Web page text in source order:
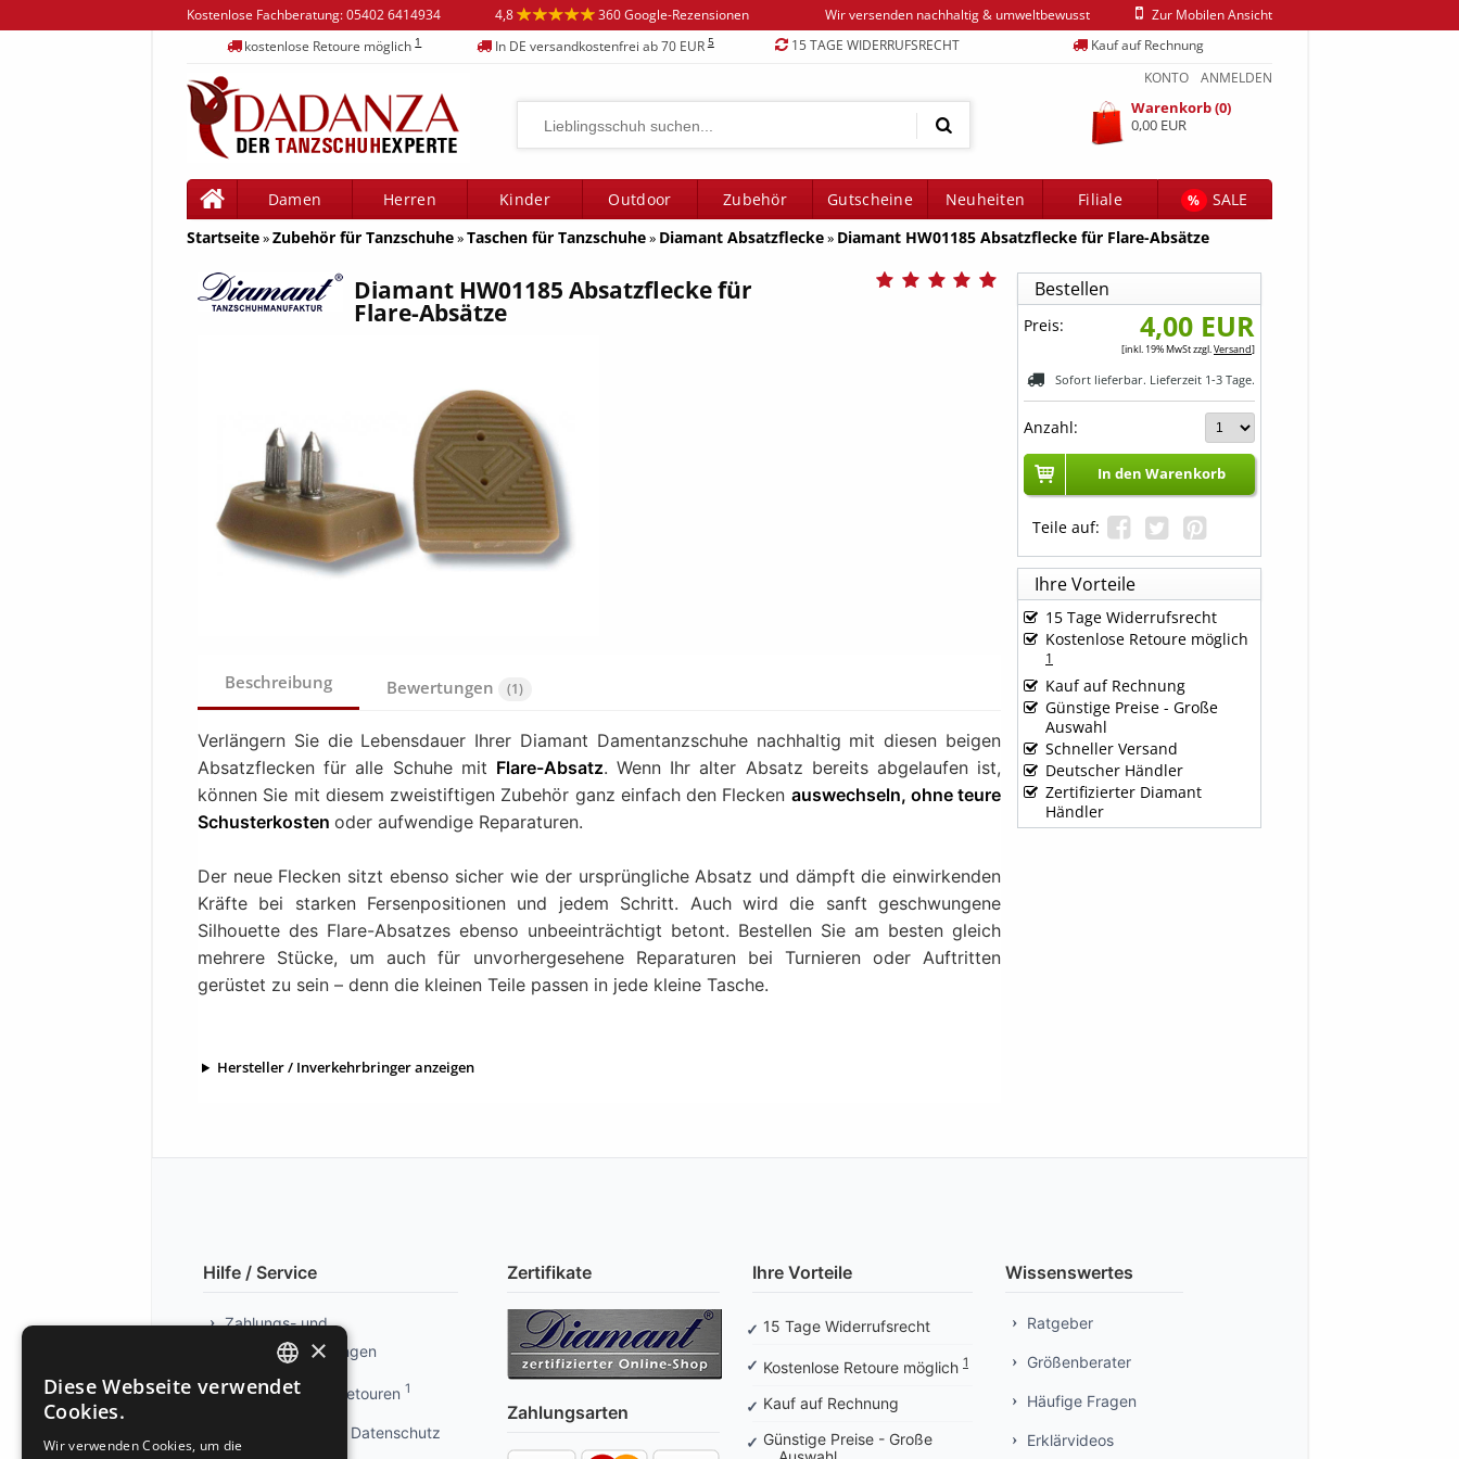
4,8 360 Google-Rezensionen Wir versenden nachhaltig & umweltbewusst
Kostenlose Fachberatung:05402 6414934
Zur Mobilen Ansicht
kostenlose Retoure möglich1 In DE versandkostenfrei ab 70 EUR5 15 TAGE WIDERRUFSRECHT
Kauf auf Rechnung
ANMELDEN
KONTO
Warenkorb (0)
0,00 EUR
Damen Herren Kinder Outdoor Zubehör Gutscheine Neuheiten Filiale %
SALE
Startseite»Zubehör für Tanzschuhe»Taschen für Tanzschuhe» Diamant Absatzflecke» Diamant HW01185 Absatzflecke für Flare-Absätze
Diamant HW01185 Absatzflecke für
Flare-Absätze
Beschreibung Bewertungen (1)
Verlängern Sie die Lebensdauer Ihrer Diamant Damentanzschuhe nachhaltig mit diesen beigen
Absatzflecken für alle Schuhe mit Flare-Absatz. Wenn Ihr alter Absatz bereits abgelaufen ist,
können Sie mit diesem zweistiftigen Zubehör ganz einfach den Flecken auswechseln, ohne teure
Schusterkosten oder aufwendige Reparaturen.
Der neue Flecken sitzt ebenso sicher wie der ursprüngliche Absatz und dämpft die einwirkenden
Kräfte bei starken Fersenpositionen und jedem Schritt. Auch wird die sanft geschwungene
Silhouette des Flare-Absatzes ebenso unbeeinträchtigt betont. Bestellen Sie am besten gleich
mehrere Stücke, um auch für unvorhergesehene Reparaturen bei Turnieren oder Auftritten
gerüstet zu sein – denn die kleinen Teile passen in jede kleine Tasche.
Hersteller / Inverkehrbringer anzeigen
Bestellen
Preis: 4,00 EUR
[inkl. 19% MwSt zzgl.Versand]
Sofort lieferbar. Lieferzeit 1-3 Tage.
Anzahl:
In den Warenkorb
Teile auf:
Ihre Vorteile
15 Tage Widerrufsrecht
Kostenlose Retoure möglich
1
Kauf auf Rechnung
Günstige Preise - Große
Auswahl
Schneller Versand
Deutscher Händler
Zertifizierter Diamant
Händler
Hilfe / Service
Zahlungs- und
Versandbedingungen
Info kostenlose Retouren 1
Privatsphäre und Datenschutz
Zertifikate
Zahlungsarten
Ihre Vorteile
15 Tage Widerrufsrecht
Kostenlose Retoure möglich 1
Kauf auf Rechnung
Günstige Preise - Große
Wissenswertes
Ratgeber
Größenberater
Häufige Fragen
Erklärvideos
GERMAN
×
Diese Webseite verwendet
Cookies.
Wir verwenden Cookies, um die